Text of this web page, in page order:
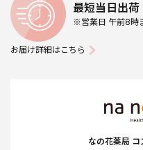
最短当日出荷
※営業日 午前8時
お届け詳細はこちら
なの花薬局